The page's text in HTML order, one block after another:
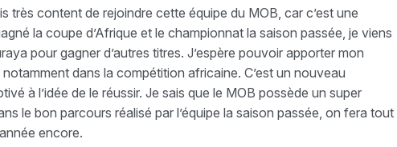
très content de rejoindre cette équipe du MOB, car c’est une
la coupe d’Afrique et le championnat la saison passée, je viens
pour gagner d’autres titres. J’espère pouvoir apporter mon
dans la compétition africaine. C’est un nouveau
à l’idée de le réussir. Je sais que le MOB possède un super
le bon parcours réalisé par l’équipe la saison passée, on fera tout
encore.